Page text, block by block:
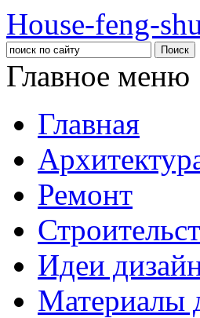
House-feng-
Главное меню
Главная
Ремонт
Идеи
Материалы